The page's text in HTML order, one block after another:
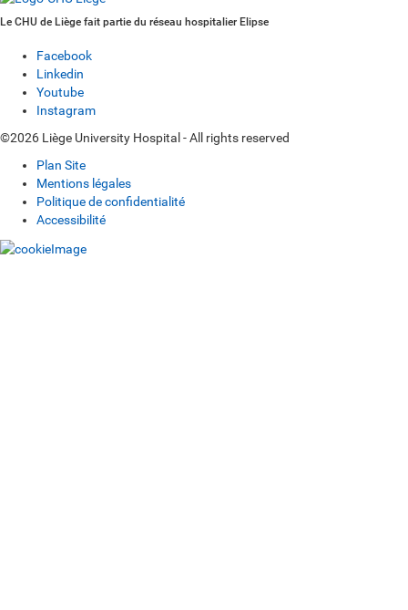
Le CHU de Liège fait partie du réseau hospitalier Elipse
Facebook
Linkedin
Youtube
Instagram
©2026 Liège University Hospital - All rights reserved
Plan Site
Mentions légales
Politique de confidentialité
Accessibilité